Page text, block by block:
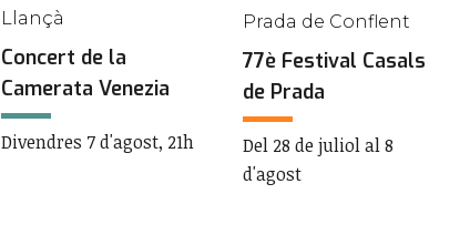
Llançà
Concert de la
Camerata Venezia
Divendres 7 d'agost, 21h
Prada de Conflent
77è Festival Casals
de Prada
Del 28 de juliol al 8
d'agost